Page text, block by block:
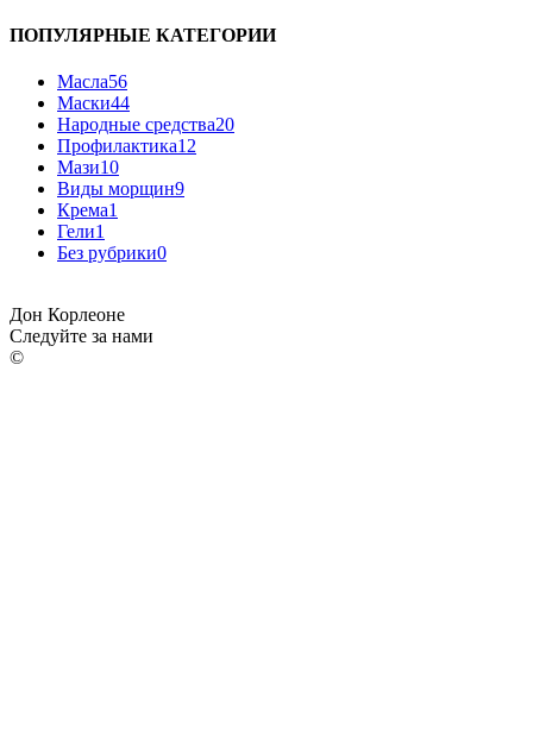
ПОПУЛЯРНЫЕ КАТЕГОРИИ
Масла56
Маски44
Народные средства20
Профилактика12
Мази10
Виды морщин9
Крема1
Гели1
Без рубрики0
Дон Корлеоне
Следуйте за нами
©